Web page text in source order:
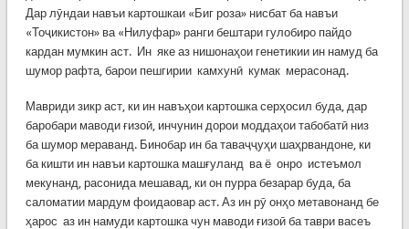
Дар лӯндаи навъи картошкаи «Биг роза» нисбат ба навъи
«Тоҷикистон» ва «Нилуфар» ранги бештари гулобиро пайдо
кардан мумкин аст. Ин яке аз нишонаҳои генетикии ин намуд ба
шумор рафта, барои пешгирии камхунӣ кумак мерасонад.
Мавриди зикр аст, ки ин навъҳои картошка серҳосил буда, дар
баробари маводи ғизоӣ, инчунин дорои моддаҳои табобатӣ низ
ба шумор мераванд. Бинобар ин ба таваҷҷуҳи шаҳрвандоне, ки
ба кишти ин навъи картошка машғуланд ва ё онро истеъмол
мекунанд, расонида мешавад, ки он пурра безарар буда, ба
саломатии мардум фоидаовар аст. Аз ин рӯ онҳо метавонанд бе
ҳарос аз ин намуди картошка чун маводи ғизоӣ ба таври васеъ